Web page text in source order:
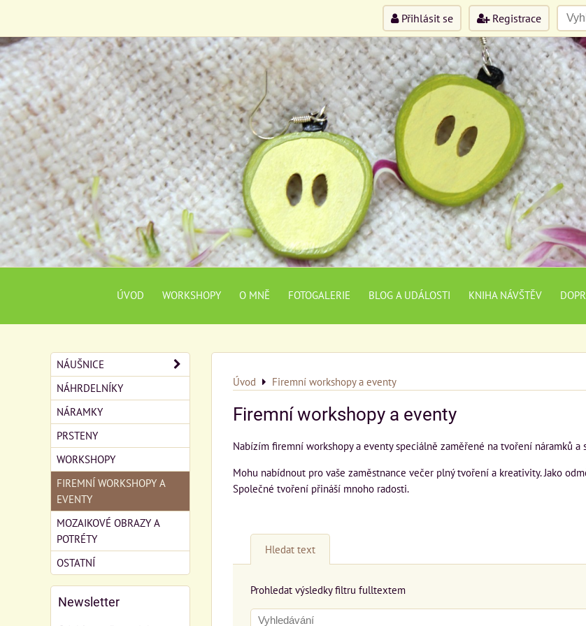
Přihlásit se Registrace
ÚVOD WORKSHOPY O MNĚ FOTOGALERIE BLOG A UDÁLOSTI KNIHA NÁVŠTĚV
Úvod Firemní workshopy a eventy
Firemní workshopy a eventy
Nabízím firemní workshopy a eventy speciálně zaměřené na tvoření náramků
Mohu nabídnout pro vaše zaměstnance večer plný tvoření a kreativity. Jako
Společné tvoření přináší mnoho radosti.
Hledat text
Prohledat výsledky filtru fulltextem
NÁUŠNICE
NÁHRDELNÍKY
NÁRAMKY
PRSTENY
WORKSHOPY
FIREMNÍ WORKSHOPY A
EVENTY
MOZAIKOVÉ OBRAZY A
POTRÉTY
OSTATNÍ
Newsletter